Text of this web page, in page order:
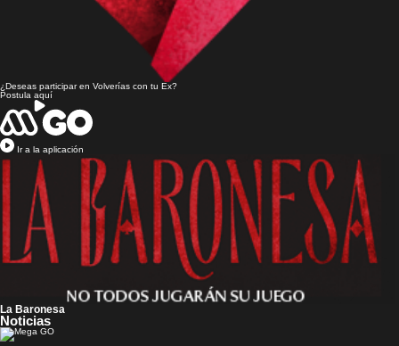
¿Deseas participar en Volverías con tu Ex?
Postula aquí
Ir a la aplicación
La Baronesa
Noticias